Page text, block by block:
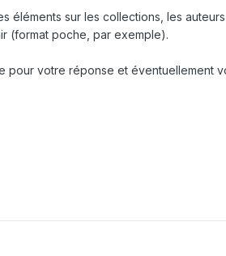
éléments sur les collections, les
(format poche, par exemple).
votre réponse et éventuellement